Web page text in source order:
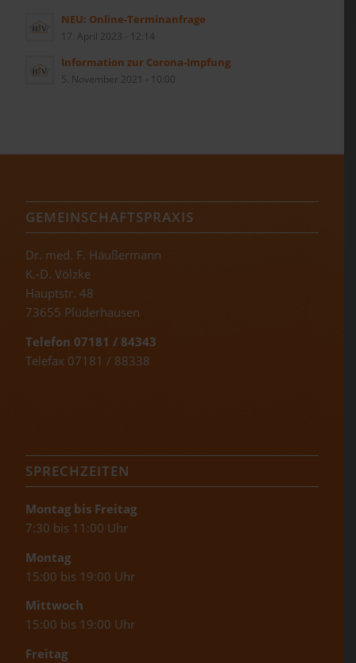
NEU: Online-Terminanfrage
17. April 2023 - 12:14
Information zur Corona-Impfung
5. November 2021 - 10:00
GEMEINSCHAFTSPRAXIS
Dr. med. F. Häußermann
K.-D. Völzke
Hauptstr. 48
73655 Plüderhausen
Telefon 07181 / 84343
Telefax 07181 / 88338
SPRECHZEITEN
Montag bis Freitag
7:30 bis 11:00 Uhr
Montag
15:00 bis 19:00 Uhr
Mittwoch
15:00 bis 19:00 Uhr
Freitag